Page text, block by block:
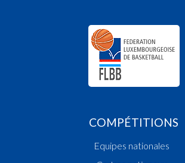
COMPÉTITIONS
Equipes nationales